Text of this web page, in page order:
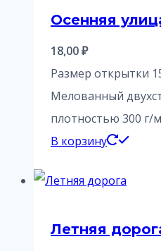
Осенняя
18,00₽
Размер открытки
Мелованный
плотностью 300 г/
В корзину
Летняя